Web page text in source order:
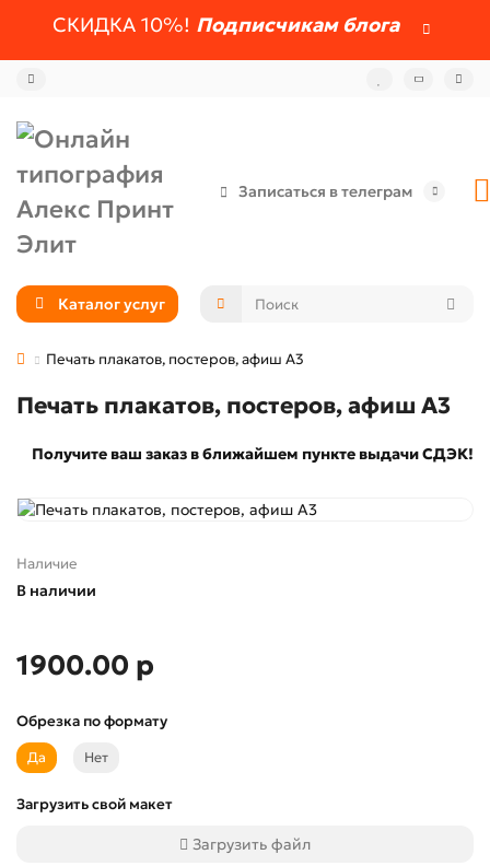
СКИДКА 10%! Подписчикам блога
Записаться в телеграм
Каталог услуг
Печать плакатов, постеров, афиш А3
Печать плакатов, постеров, афиш А3
Получите ваш заказ в ближайшем пункте выдачи СДЭК!
Наличие
В наличии
1900.00 р
Обрезка по формату
Да Нет
Загрузить свой макет
Загрузить файл